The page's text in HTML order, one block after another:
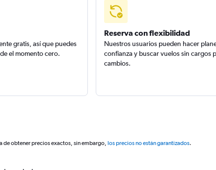
gratis, así que puedes
el momento cero.
Reserva con flexibilidad
Nuestros usuarios pueden hacer
confianza y buscar vuelos sin cargos
cambios.
de obtener precios exactos, sin embargo, los precios no están garantizados.